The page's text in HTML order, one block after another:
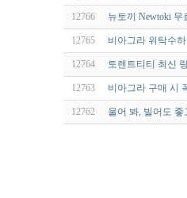
12766 뉴토끼 Newtoki
12765 비아그라 위탁수
12764 토렌트티티 최신
12763 비아그라 구매 시
12762 울어 봐, 빌어도 좋